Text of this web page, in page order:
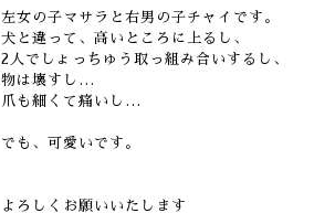
左女の子マサラと右男の子チャイです。
犬と違って、高いところに上るし、
2人でしょっちゅう取っ組み合いするし、
物は壊すし…
爪も細くて痛いし…
でも、可愛いです。
よろしくお願いいたします